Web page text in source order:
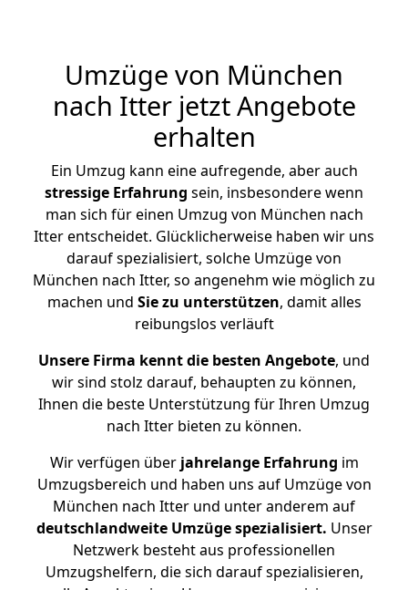
Umzüge von München
nach Itter jetzt Angebote
erhalten
Ein Umzug kann eine aufregende, aber auch
stressige Erfahrung sein, insbesondere wenn
man sich für einen Umzug von München nach
Itter entscheidet. Glücklicherweise haben wir uns
darauf spezialisiert, solche Umzüge von
München nach Itter, so angenehm wie möglich zu
machen und Sie zu unterstützen, damit alles
reibungslos verläuft
Unsere Firma kennt die besten Angebote, und
wir sind stolz darauf, behaupten zu können,
Ihnen die beste Unterstützung für Ihren Umzug
nach Itter bieten zu können.
Wir verfügen überjahrelange Erfahrung im
Umzugsbereich und haben uns auf Umzüge von
München nach Itter und unter anderem auf
deutschlandweite Umzüge spezialisiert. Unser
Netzwerk besteht aus professionellen
Umzugshelfern, die sich darauf spezialisieren,